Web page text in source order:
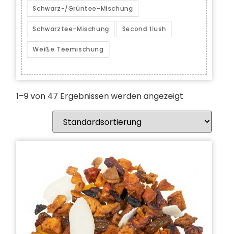
Schwarz-/Grüntee-Mischung
Schwarztee-Mischung Second flush
Weiße Teemischung
1–9 von 47 Ergebnissen werden angezeigt